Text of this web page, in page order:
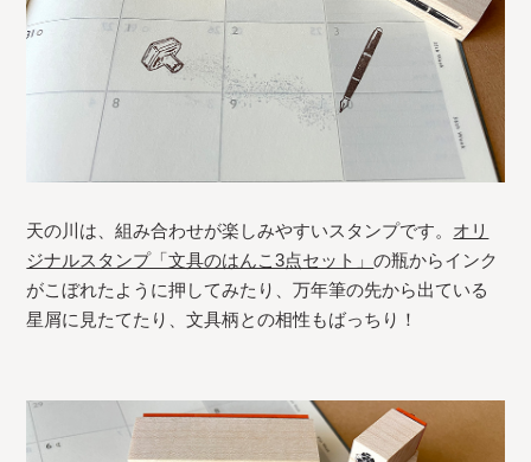
天の川は、組み合わせが楽しみやすいスタンプです。 オリ
ジナルスタンプ「文具のはんこ3点セット」の瓶からインク
がこぼれたように押してみたり、万年筆の先から出ている
星屑に見たてたり、文具柄との相性もばっちり！